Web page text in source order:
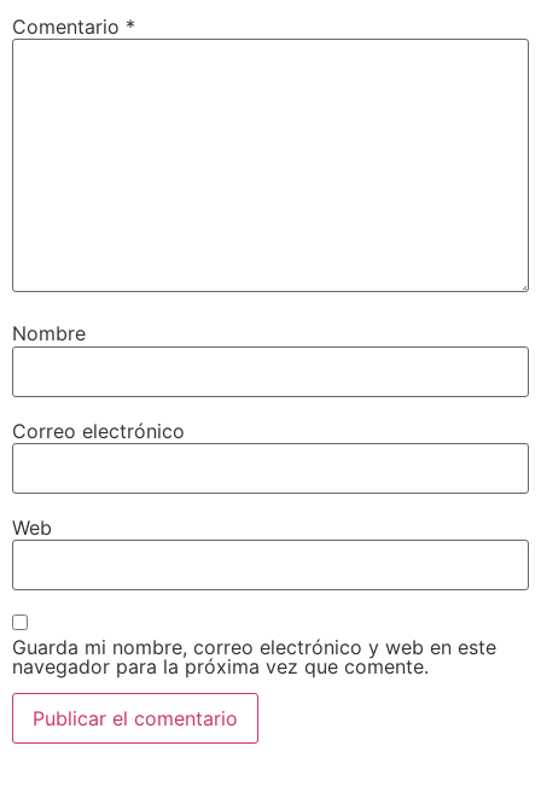
Comentario *
Nombre
Correo electrónico
Web
Guarda mi nombre, correo electrónico y web en este
navegador para la próxima vez que comente.